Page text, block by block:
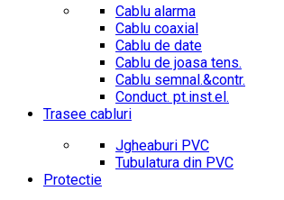
Cablu alarma
Cablu coaxial
Cablu de date
Cablu de joasa tens.
Cablu semnal.&contr.
Conduct. pt.inst.el.
Trasee cabluri
Jgheaburi PVC
Tubulatura din PVC
Protectie